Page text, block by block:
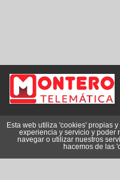
Esta web utiliza 'cookies' propias
experiencia y servicio y poder
navegar o utilizar nuestros
hacemos de las